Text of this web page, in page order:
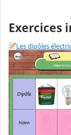
Exercices
Les dipôles